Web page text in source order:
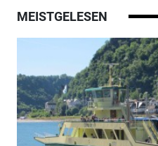
MEISTGELESEN